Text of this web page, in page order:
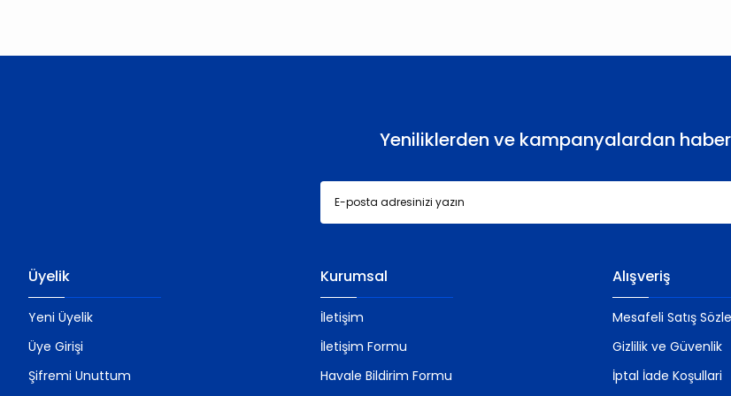
Ürün bilgilerinde hatalar bulunuyor.
Gönder
Yeniliklerden ve kampanyalardan
Üyelik
Yeni Üyelik
Üye Girişi
Şifremi Unuttum
Kurumsal
İletişim
İletişim Formu
Havale Bildirim Formu
Alışveriş
Mesafeli Satış
Gizlilik ve Güvenlik
İptal İade Koşullari